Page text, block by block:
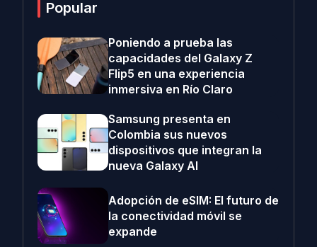
Popular
Poniendo a prueba las
capacidades del Galaxy Z
Flip5 en una experiencia
inmersiva en Río Claro
Samsung presenta en
Colombia sus nuevos
dispositivos que integran la
nueva Galaxy AI
Adopción de eSIM: El futuro de
la conectividad móvil se
expande